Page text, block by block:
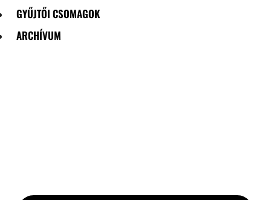
GYŰJTŐI CSOMAGOK
ARCHÍVUM